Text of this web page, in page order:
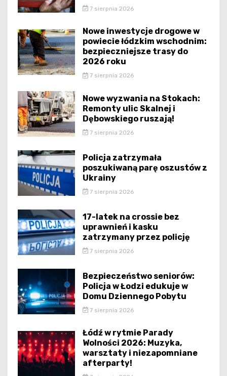
7 sierpnia 2026
Nowe inwestycje drogowe w
powiecie łódzkim wschodnim:
bezpieczniejsze trasy do
2026 roku
7 sierpnia 2026
Nowe wyzwania na Stokach:
Remonty ulic Skalnej i
Dębowskiego ruszają!
7 sierpnia 2026
Policja zatrzymała
poszukiwaną parę oszustów z
Ukrainy
7 sierpnia 2026
17-latek na crossie bez
uprawnień i kasku
zatrzymany przez policję
7 sierpnia 2026
Bezpieczeństwo seniorów:
Policja w Łodzi edukuje w
Domu Dziennego Pobytu
7 sierpnia 2026
Łódź w rytmie Parady
Wolności 2026: Muzyka,
warsztaty i niezapomniane
afterparty!